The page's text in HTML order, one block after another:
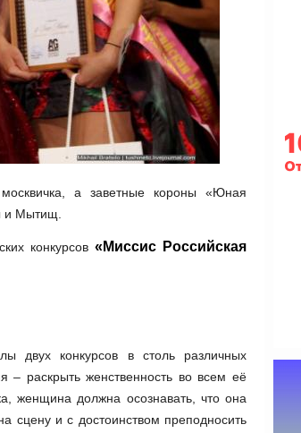
а заветные короны «Юная
и Мытищ.
конкурсов«Миссис Российская
двух конкурсов в столь различных
– раскрыть женственность во всем её
женщина должна осознавать, что она
сцену и с достоинством преподносить